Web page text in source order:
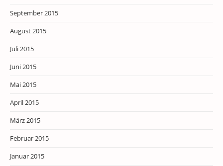
September 2015
August 2015
Juli 2015
Juni 2015
Mai 2015
April 2015
März 2015
Februar 2015
Januar 2015